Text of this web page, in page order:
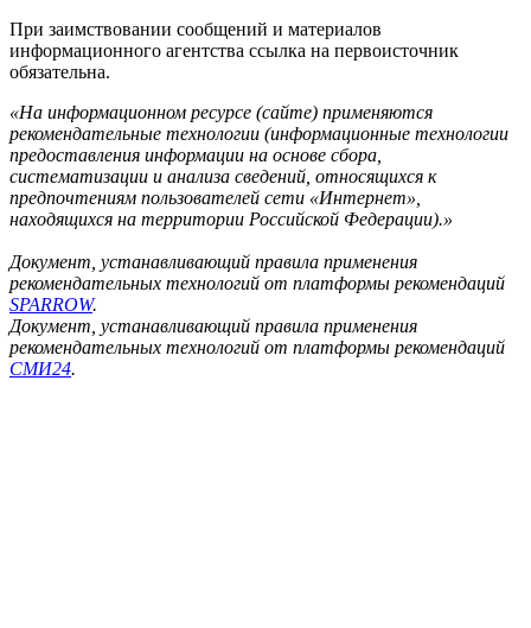
При заимствовании сообщений и материалов
информационного агентства ссылка на первоисточник
обязательна.
«На информационном ресурсе (сайте) применяются
рекомендательные технологии (информационные технологии
предоставления информации на основе сбора,
систематизации и анализа сведений, относящихся к
предпочтениям пользователей сети «Интернет»,
находящихся на территории Российской Федерации).»
Документ, устанавливающий правила применения
рекомендательных технологий от платформы рекомендаций
SPARROW.
Документ, устанавливающий правила применения
рекомендательных технологий от платформы рекомендаций
СМИ24.